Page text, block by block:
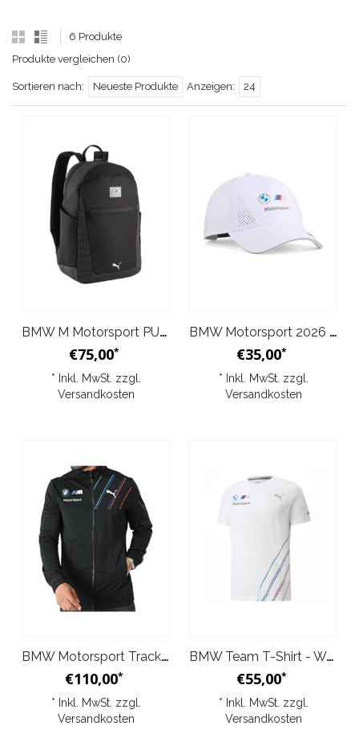
6 Produkte
Produkte vergleichen (0)
Sortieren nach: Neueste Produkte Anzeigen: 24
BMW M Motorsport PUMA 2026 Backpack – Schwarz
€75,00*
* Inkl. MwSt. zzgl.
Versandkosten
BMW Motorsport 2026 Team BB Cap – Weiß
€35,00*
* Inkl. MwSt. zzgl.
Versandkosten
BMW Motorsport Track Jacke/Weste Gezippt Anthrazit
€110,00*
* Inkl. MwSt. zzgl.
Versandkosten
BMW Team T-Shirt - Weiß Herren
€55,00*
* Inkl. MwSt. zzgl.
Versandkosten